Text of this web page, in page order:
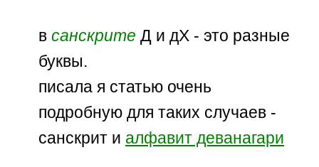
всанскрите Д и дХ - это разные
буквы.
писала я статью очень
подробную для таких случаев -
санскрит и алфавит деванагари